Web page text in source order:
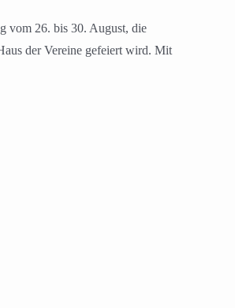
vom 26. bis 30. August, die
der Vereine gefeiert wird. Mit